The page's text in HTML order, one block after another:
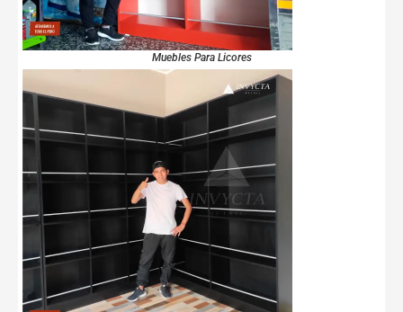
Muebles Para Licores